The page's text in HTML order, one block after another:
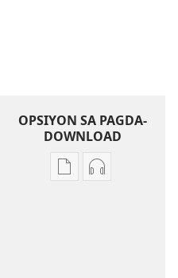
OPSIYON SA PAGDA-
DOWNLOAD
OpsiyonOpsiyon